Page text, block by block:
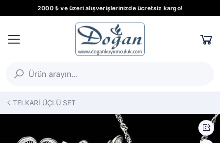
2000 ₺ ve üzeri alışverişlerinizde ücretsiz kargo!
TELKARİ ÜÇLÜ SET